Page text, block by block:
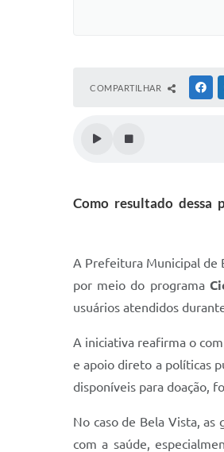
COMPARTILHAR
Como resultado dessa
A Prefeitura Municipal de
por meio do programa
usuários atendidos
A iniciativa reafirma o
e apoio direto a políticas
disponíveis para doação,
No caso de Bela Vista,
com a saúde,